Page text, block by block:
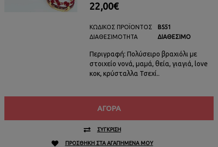
22,00€
ΚΩΔΙΚΌΣ ΠΡΟΪΌΝΤΟΣ
ΔΙΑΘΕΣΙΜΌΤΗΤΑ
BS51
ΔΙΑΘΈΣΙΜΟ
Περιγραφή: Πολύσειρο βραχιόλι με
στοιχείο νονά, μαμά, θεία, γιαγιά, love
κοκ, κρύσταλλα Τσεχί..
ΑΓΟΡΆ
ΣΎΓΚΡΙΣΗ
ΠΡΟΣΘΉΚΗ ΣΤΑ ΑΓΑΠΗΜΈΝΑ ΜΟΥ